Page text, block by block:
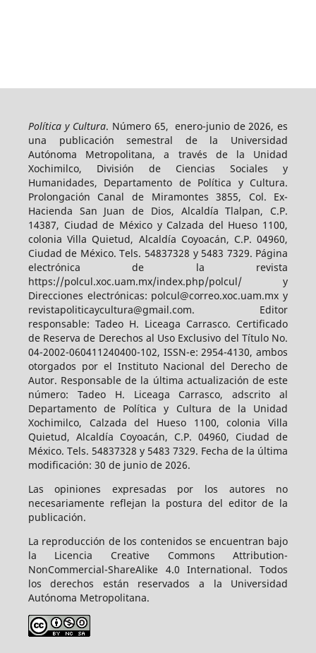
Política y Cultura. Número 65, enero-junio de 2026, es
una publicación semestral de la Universidad
Autónoma Metropolitana, a través de la Unidad
Xochimilco, División de Ciencias Sociales y
Humanidades, Departamento de Política y Cultura.
Prolongación Canal de Miramontes 3855, Col. Ex-
Hacienda San Juan de Dios, Alcaldía Tlalpan, C.P.
14387, Ciudad de México y Calzada del Hueso 1100,
colonia Villa Quietud, Alcaldía Coyoacán, C.P. 04960,
Ciudad de México. Tels. 54837328 y 5483 7329. Página
electrónica de la revista
https://polcul.xoc.uam.mx/index.php/polcul/ y
Direcciones electrónicas: polcul@correo.xoc.uam.mx y
revistapoliticaycultura@gmail.com. Editor
responsable: Tadeo H. Liceaga Carrasco. Certificado
de Reserva de Derechos al Uso Exclusivo del Título No.
04-2002-060411240400-102, ISSN-e: 2954-4130, ambos
otorgados por el Instituto Nacional del Derecho de
Autor. Responsable de la última actualización de este
número: Tadeo H. Liceaga Carrasco, adscrito al
Departamento de Política y Cultura de la Unidad
Xochimilco, Calzada del Hueso 1100, colonia Villa
Quietud, Alcaldía Coyoacán, C.P. 04960, Ciudad de
México. Tels. 54837328 y 5483 7329. Fecha de la última
modificación: 30 de junio de 2026.
Las opiniones expresadas por los autores no
necesariamente reflejan la postura del editor de la
publicación.
La reproducción de los contenidos se encuentran bajo
la Licencia Creative Commons Attribution-
NonCommercial-ShareAlike 4.0 International. Todos
los derechos están reservados a la Universidad
Autónoma Metropolitana.